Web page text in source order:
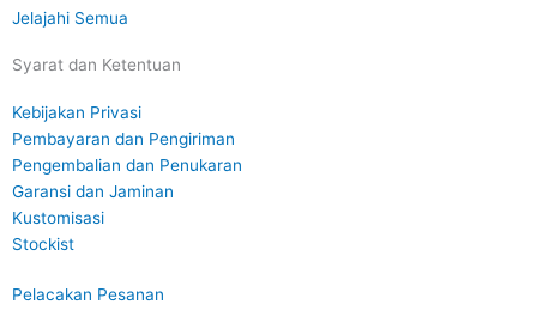
Jelajahi Semua
Syarat dan Ketentuan
Kebijakan Privasi
Pembayaran dan Pengiriman
Pengembalian dan Penukaran
Garansi dan Jaminan
Kustomisasi
Stockist
Pelacakan Pesanan